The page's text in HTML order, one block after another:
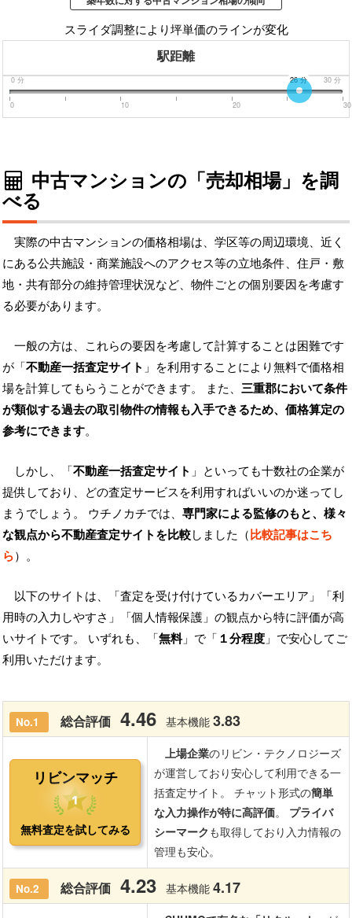
スライダ調整により坪単価のラインが変化
駅距離
0 分 30 分
26分
0 10 20 30
中古マンションの「売却相場」を調
べる
実際の中古マンションの価格相場は、学区等の周辺環境、近く
にある公共施設・商業施設へのアクセス等の立地条件、住戸・敷
地・共有部分の維持管理状況など、物件ごとの個別要因を考慮す
る必要があります。
一般の方は、これらの要因を考慮して計算することは困難です
が「不動産一括査定サイト 」を利用することにより無料で価格相
場を計算してもらうことができます。 また、 三重郡において条件
が類似する過去の取引物件の情報も入手できるため、価格算定の
参考にできます。
しかし、「不動産一括査定サイト 」といっても十数社の企業が
提供しており、どの査定サービスを利用すればいいのか迷ってし
まうでしょう。 ウチノカチでは、 専門家による監修のもと、様々
な観点から不動産査定サイトを比較しました（比較記事はこち
ら）。
以下のサイトは、「査定を受け付けているカバーエリア」「利
用時の入力しやすさ」「個人情報保護」の観点から特に評価が高
いサイトです。 いずれも、「無料」で「 １分程度 」で安心してご
利用いただけます。